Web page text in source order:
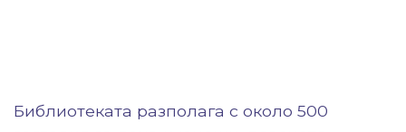
Библиотеката разполага с около 500